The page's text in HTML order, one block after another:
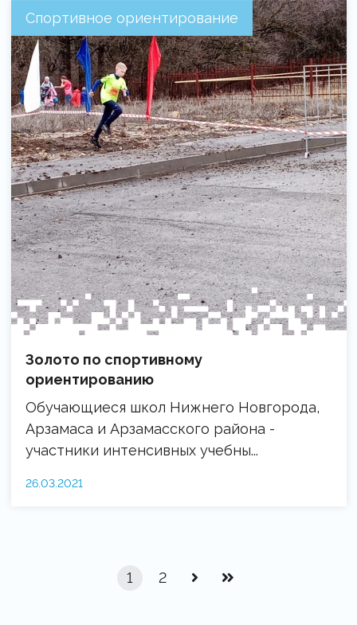
Спортивное ориентирование
Золото по спортивному
ориентированию
Обучающиеся школ Нижнего Новгорода,
Арзамаса и Арзамасского района -
участники интенсивных учебны...
26.03.2021
1 2